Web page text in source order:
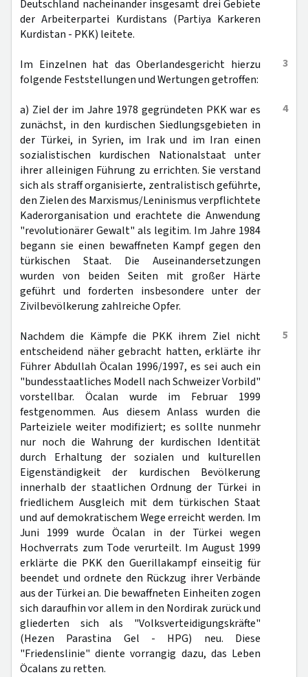
Deutschland nacheinander insgesamt drei Gebiete
der Arbeiterpartei Kurdistans (Partiya Karkeren
Kurdistan - PKK) leitete.
3
Im Einzelnen hat das Oberlandesgericht hierzu
folgende Feststellungen und Wertungen getroffen:
4
a) Ziel der im Jahre 1978 gegründeten PKK war es
zunächst, in den kurdischen Siedlungsgebieten in
der Türkei, in Syrien, im Irak und im Iran einen
sozialistischen kurdischen Nationalstaat unter
ihrer alleinigen Führung zu errichten. Sie verstand
sich als straff organisierte, zentralistisch geführte,
den Zielen des Marxismus/Leninismus verpflichtete
Kaderorganisation und erachtete die Anwendung
"revolutionärer Gewalt" als legitim. Im Jahre 1984
begann sie einen bewaffneten Kampf gegen den
türkischen Staat. Die Auseinandersetzungen
wurden von beiden Seiten mit großer Härte
geführt und forderten insbesondere unter der
Zivilbevölkerung zahlreiche Opfer.
5
Nachdem die Kämpfe die PKK ihrem Ziel nicht
entscheidend näher gebracht hatten, erklärte ihr
Führer Abdullah Öcalan 1996/1997, es sei auch ein
"bundesstaatliches Modell nach Schweizer Vorbild"
vorstellbar. Öcalan wurde im Februar 1999
festgenommen. Aus diesem Anlass wurden die
Parteiziele weiter modifiziert; es sollte nunmehr
nur noch die Wahrung der kurdischen Identität
durch Erhaltung der sozialen und kulturellen
Eigenständigkeit der kurdischen Bevölkerung
innerhalb der staatlichen Ordnung der Türkei in
friedlichem Ausgleich mit dem türkischen Staat
und auf demokratischem Wege erreicht werden. Im
Juni 1999 wurde Öcalan in der Türkei wegen
Hochverrats zum Tode verurteilt. Im August 1999
erklärte die PKK den Guerillakampf einseitig für
beendet und ordnete den Rückzug ihrer Verbände
aus der Türkei an. Die bewaffneten Einheiten zogen
sich daraufhin vor allem in den Nordirak zurück und
gliederten sich als "Volksverteidigungskräfte"
(Hezen Parastina Gel - HPG) neu. Diese
"Friedenslinie" diente vorrangig dazu, das Leben
Öcalans zu retten.